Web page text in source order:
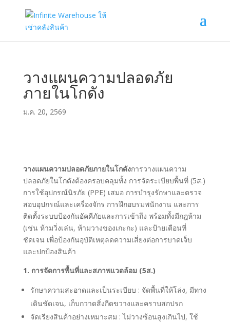
วางแผนความปลอดภัย
ภายในโกดัง
ม.ค. 20, 2569
วางแผนความปลอดภัยภายในโกดังการวางแผนความ
ปลอดภัยในโกดังต้องครอบคลุมทั้ง การจัดระเบียบพื้นที่ (5ส.)
การใช้อุปกรณ์นิรภัย (PPE) เสมอ การบำรุงรักษาและตรวจ
สอบอุปกรณ์และเครื่องจักร การฝึกอบรมพนักงาน และการ
ติดตั้งระบบป้องกันอัคคีภัยและการเข้าถึง พร้อมทั้งมีกฎห้าม
(เช่น ห้ามวิ่งเล่น, ห้ามวางของเกะกะ) และป้ายเตือนที่
ชัดเจน เพื่อป้องกันอุบัติเหตุลดความเสี่ยงต่อการบาดเจ็บ
และปกป้องสินค้า
1. การจัดการพื้นที่และสภาพแวดล้อม (5ส.)
รักษาความสะอาดและเป็นระเบียบ : จัดพื้นที่ให้โล่ง, มีทาง
เดินชัดเจน, เก็บกวาดสิ่งกีดขวางและคราบสกปรก
จัดเรียงสินค้าอย่างเหมาะสม : ไม่วางซ้อนสูงเกินไป, ใช้